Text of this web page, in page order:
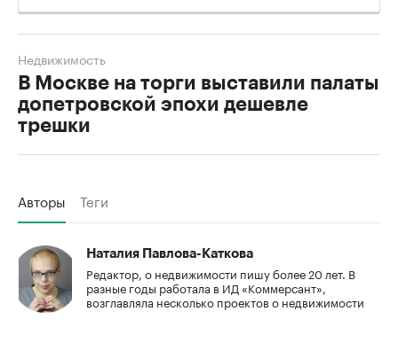
В Москве на торги выставили палаты
допетровской эпохи дешевле
трешки
Недвижимость
Авторы Теги
Наталия Павлова-Каткова
Редактор, о недвижимости пишу более 20 лет. В
разные годы работала в ИД «Коммерсант»,
возглавляла несколько проектов о недвижимости